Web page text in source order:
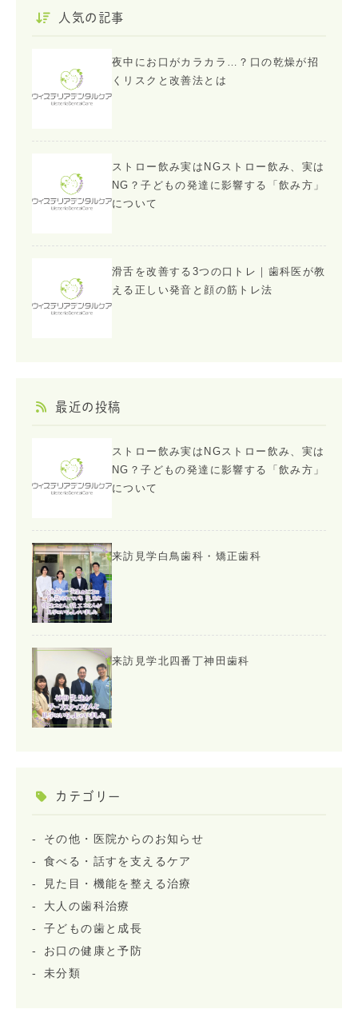
人気の記事
夜中にお口がカラカラ…？口の乾燥が招
くリスクと改善法とは
ストロー飲み実はNGストロー飲み、実は
NG？子どもの発達に影響する「飲み方」
について
滑舌を改善する3つの口トレ｜歯科医が教
える正しい発音と顔の筋トレ法
最近の投稿
ストロー飲み実はNGストロー飲み、実は
NG？子どもの発達に影響する「飲み方」
について
来訪見学白鳥歯科・矯正歯科
来訪見学北四番丁神田歯科
カテゴリー
その他・医院からのお知らせ
食べる・話すを支えるケア
見た目・機能を整える治療
大人の歯科治療
子どもの歯と成長
お口の健康と予防
未分類